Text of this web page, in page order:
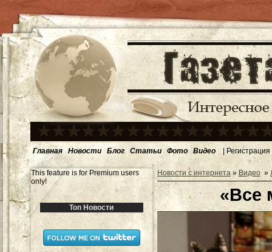
Главная Новости Блог Статьи Фото Видео | Регистрация
This feature is for Premium users
only!
Топ Новости
Новости с интернета » Видео »
«Все